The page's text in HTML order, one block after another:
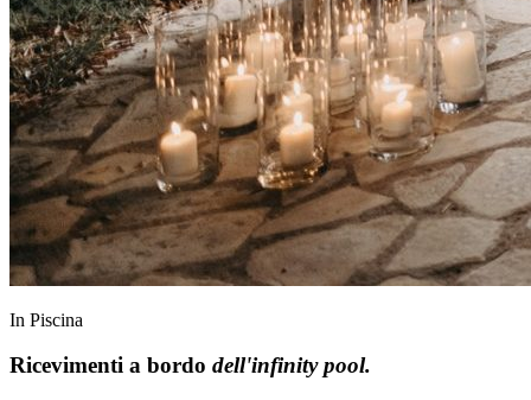
In Piscina
Ricevimenti a bordo dell'infinity pool.